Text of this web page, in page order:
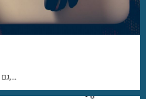
גם ציוד יקר, כמו מק של חברת אפל,…